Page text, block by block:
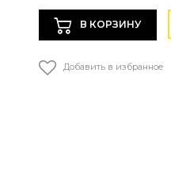
В КОРЗИНУ
Добавить в избранное